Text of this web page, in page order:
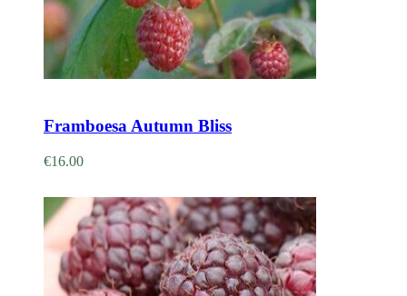
Framboesa Autumn Bliss
€16.00